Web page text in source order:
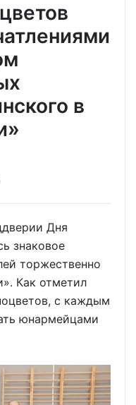
в
Дня
знаковое
торжественно
Как отметил
с каждым
юнармейцами